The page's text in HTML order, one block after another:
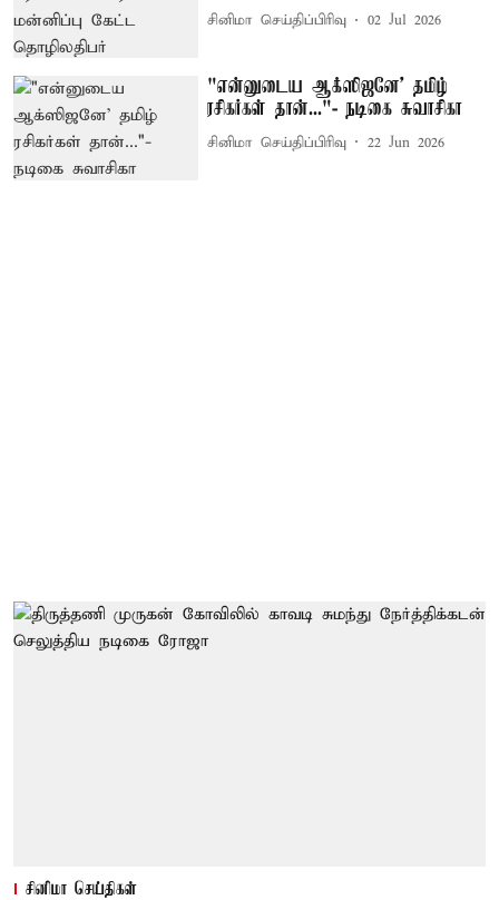
சினிமா செய்திப்பிரிவு 02 Jul 2026
"என்னுடைய ஆக்ஸிஜனே’ தமிழ்
ரசிகர்கள் தான்..."- நடிகை சுவாசிகா
சினிமா செய்திப்பிரிவு 22 Jun 2026
சினிமா செய்திகள்